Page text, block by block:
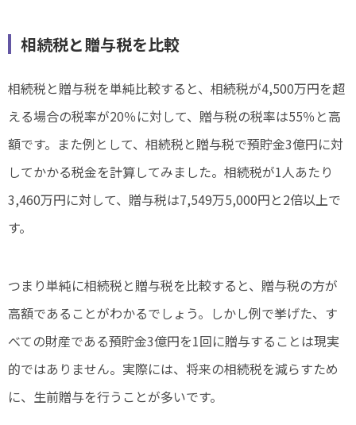
相続税と贈与税を比較
相続税と贈与税を単純比較すると、相続税が4,500万円を超
える場合の税率が20％に対して、贈与税の税率は55％と高
額です。また例として、相続税と贈与税で預貯金3億円に対
してかかる税金を計算してみました。相続税が1人あたり
3,460万円に対して、贈与税は7,549万5,000円と2倍以上で
す。
つまり単純に相続税と贈与税を比較すると、贈与税の方が
高額であることがわかるでしょう。しかし例で挙げた、す
べての財産である預貯金3億円を1回に贈与することは現実
的ではありません。実際には、将来の相続税を減らすため
に、生前贈与を行うことが多いです。